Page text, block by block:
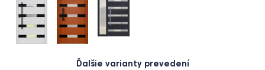
Ďalšie varianty prevedení